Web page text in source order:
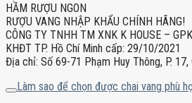
HẦM RƯỢU NGON
RƯỢU VANG NHẬP KHẨU CHÍNH HÃNG!
CÔNG TY TNHH TM XNK K HOUSE –
KHĐT TP. Hồ Chí Minh cấp: 29/10/2021
Địa chỉ: Số 69-71 Phạm Huy Thông, P. 17,
Làm sao để chọn được chai vang phù